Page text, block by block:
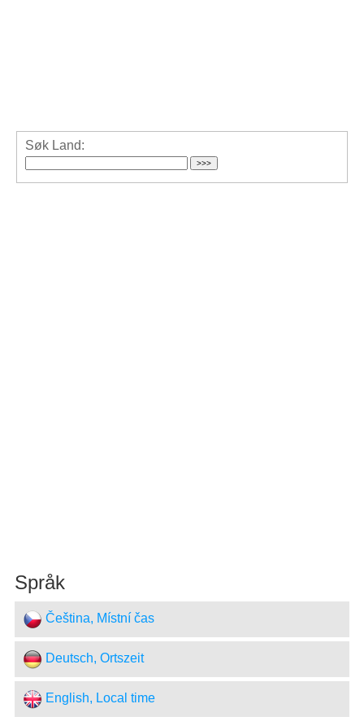
Søk Land:
Språk
Čeština, Místní čas
Deutsch, Ortszeit
English, Local time